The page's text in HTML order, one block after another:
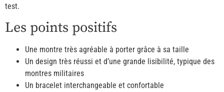
test.
Les points positifs
Une montre très agréable à porter grâce à sa taille
Un design très réussi et d’une grande lisibilité, typique des
montres militaires
Un bracelet interchangeable et confortable